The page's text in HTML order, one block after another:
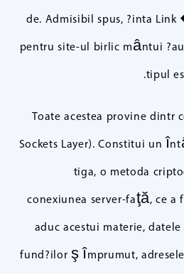
de. Admisibil spus, ?inta
pentru site-ul birlic mântui
tipul
Toate acestea provine dintr
Sockets Layer). Constitui un
tiga, o metoda
conexiunea server-faţă, ce a
aduc acestui materie,
fund?ilor ş împrumut,